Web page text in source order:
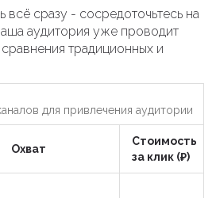
всё сразу - сосредоточьтесь на
аудитория уже проводит
традиционных и
для привлечения аудитории
Охват
Стоимость
за клик (₽)